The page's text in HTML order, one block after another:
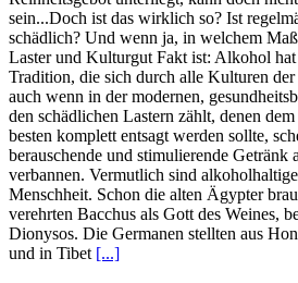
sein...Doch ist das wirklich so? Ist
schädlich? Und wenn ja, in welchem
Laster und Kulturgut Fakt ist: Alkohol hat
Tradition, die sich durch alle Kulturen
auch wenn in der modernen,
den schädlichen Lastern zählt, denen
besten komplett entsagt werden sollte,
berauschende und stimulierende Getränk
verbannen. Vermutlich sind
Menschheit. Schon die alten Ägypter
verehrten Bacchus als Gott des Weines,
Dionysos. Die Germanen stellten aus
und in Tibet [...]